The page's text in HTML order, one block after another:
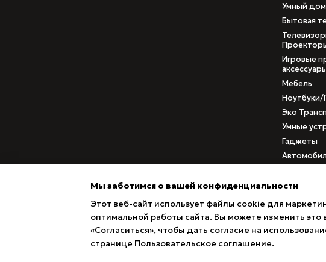
Умный дом
Бытовая
Игровые
Мебель
Эко
Умные
Гаджеты
Товары с
коробками
Мы заботимся о вашей конфиденциальности
Этот веб-сайт использует файлы cookie для
оптимальной работы сайта. Вы можете изменить это
«Согласиться», чтобы дать согласие на
странице Пользовательское соглашение.